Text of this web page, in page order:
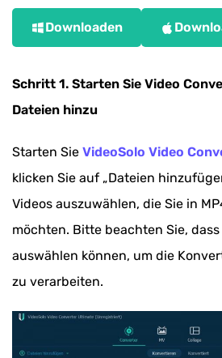
Downloaden
Schritt 1. Starten Sie Video
Dateien hinzu
Starten Sie VideoSolo Video
klicken Sie auf „Dateien
Videos auszuwählen, die Sie in
möchten. Bitte beachten Sie,
auswählen können, um die
zu verarbeiten.